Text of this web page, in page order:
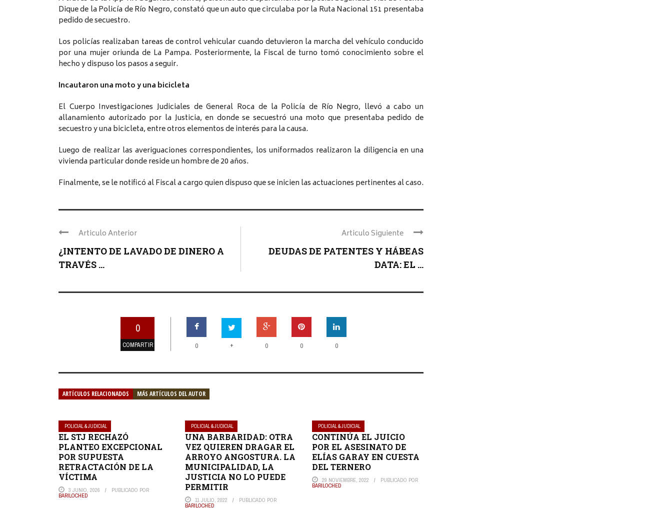
Dique de la Policía de Río Negro, constató que un auto que circulaba por la Ruta Nacional 151 presentaba
pedido de secuestro.
Los policías realizaban tareas de control vehicular cuando detuvieron la marcha del vehículo conducido
por una mujer oriunda de La Pampa. Posteriormente, la Fiscal de turno tomó conocimiento sobre el
hecho y dispuso los pasos a seguir.
Incautaron una moto y una bicicleta
El Cuerpo Investigaciones Judiciales de General Roca de la Policía de Río Negro, llevó a cabo un
allanamiento autorizado por la Justicia, en donde se secuestró una moto que presentaba pedido de
secuestro y una bicicleta, entre otros elementos de interés para la causa.
Luego de realizar las averiguaciones correspondientes, los uniformados realizaron la diligencia en una
vivienda particular donde reside un hombre de 20 años.
Finalmente, se le notificó al Fiscal a cargo quien dispuso que se inicien las actuaciones pertinentes al caso.
Articulo Anterior
¿INTENTO DE LAVADO DE DINERO A
TRAVÉS ...
Articulo Siguiente
DEUDAS DE PATENTES Y HÁBEAS
DATA: EL ...
0
COMPARTIR 0 + 0 0 0
ARTÍCULOS RELACIONADOS MÁS ARTÍCULOS DEL AUTOR
POLICIAL & JUDICIAL
EL STJ RECHAZÓ
PLANTEO EXCEPCIONAL
POR SUPUESTA
RETRACTACIÓN DE LA
VÍCTIMA
3 JUNIO, 2026 PUBLICADO POR
BARILOCHED
POLICIAL & JUDICIAL
UNA BARBARIDAD: OTRA
VEZ QUIEREN DRAGAR EL
ARROYO ANGOSTURA. LA
MUNICIPALIDAD, LA
JUSTICIA NO LO PUEDE
PERMITIR
11 JULIO, 2022 PUBLICADO POR
BARILOCHED
POLICIAL & JUDICIAL
CONTINÚA EL JUICIO
POR EL ASESINATO DE
ELÍAS GARAY EN CUESTA
DEL TERNERO
29 NOVIEMBRE, 2022 PUBLICADO POR
BARILOCHED